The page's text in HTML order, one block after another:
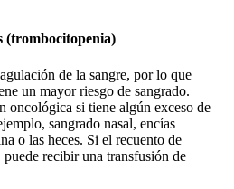
(trombocitopenia)
de la sangre, por lo que
un mayor riesgo de sangrado.
oncológica si tiene algún exceso de
sangrado nasal, encías
o las heces. Si el recuento de
puede recibir una transfusión de